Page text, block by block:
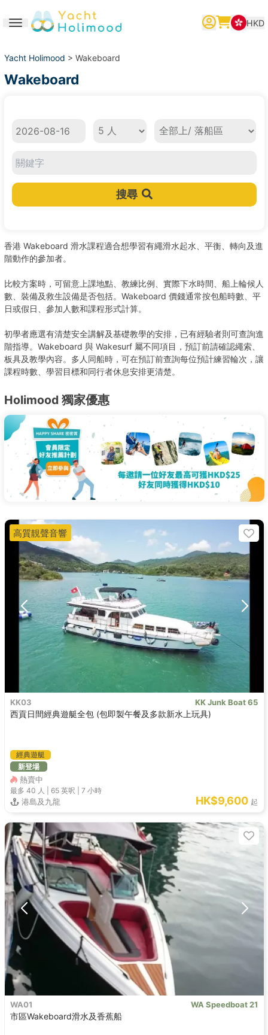
Toggle navigation HKD
Yacht Holimood > Wakeboard
Wakeboard
人數 上/ 落船區
搜尋
香港 Wakeboard 滑水課程適合想學習有繩滑水起水、平衡、轉向及進
階動作的參加者。
比較方案時，可留意上課地點、教練比例、實際下水時間、船上輪候人
數、裝備及救生設備是否包括。Wakeboard 價錢通常按包船時數、平
日或假日、參加人數和課程形式計算。
初學者應選有清楚安全講解及基礎教學的安排，已有經驗者則可查詢進
階指導。Wakeboard 與 Wakesurf 屬不同項目，預訂前請確認繩索、
板具及教學內容。多人同船時，可在預訂前查詢每位預計練習輪次，讓
課程時數、學習目標和同行者休息安排更清楚。
Holimood 獨家優惠
KK03 KK Junk Boat 65
西貢日間經典遊艇全包 (包即製午餐及多款新水上玩具)
經典遊艇
新登場
熱賣中
最多 40 人 | 65 英呎 |7 小時
港島及九龍 HK$9,600 起
高質靚聲音響
WA01 WA Speedboat 21
市區Wakeboard滑水及香蕉船